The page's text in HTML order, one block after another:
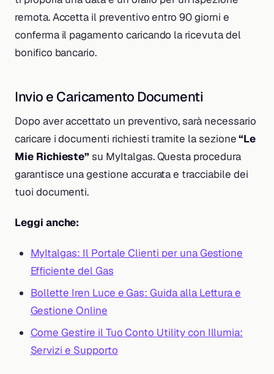
remota. Accetta il preventivo entro 90 giorni e
conferma il pagamento caricando la ricevuta del
bonifico bancario.
Invio e Caricamento Documenti
Dopo aver accettato un preventivo, sarà necessario
caricare i documenti richiesti tramite la sezione“Le
Mie Richieste”su MyItalgas. Questa procedura
garantisce una gestione accurata e tracciabile dei
tuoi documenti.
Leggi anche:
MyItalgas: Il Portale Clienti per una Gestione
Efficiente del Gas
Bollette Iren Luce e Gas: Guida alla Lettura e
Gestione Online
Come Gestire il Tuo Conto Utility con Illumia:
Servizi e Supporto